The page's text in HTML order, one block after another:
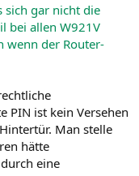
sich gar nicht die
bei allen W921V
wenn der Router-
PIN ist kein Versehen
Man stelle
hätte
eine